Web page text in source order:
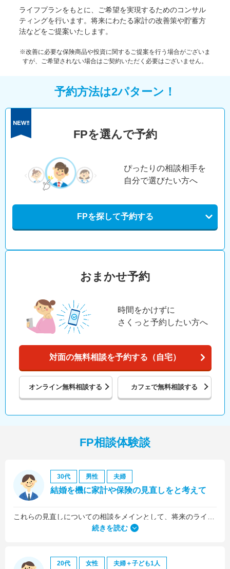
ライフプランをもとに、ご希望を実現するためのコンサル
ティングを行います。将来にわたる家計の改善策や貯蓄方
法などをご提案いたします。
※改善に必要な保険商品や投資に関するご提案を行う場合がございま
すが、ご希望されない場合はご契約いただく必要はございません。
予約方法は2パターン！
FPを選んで予約
ぴったりの相談相手を
自分で選びたい方へ
FPを探して予約する
おまかせ予約
時間をかけずに
さくっと予約したい方へ
対面の無料相談を予約する（自宅）
オンライン無料相談する カフェで無料相談する
FP相談体験談
30代 男性 夫婦
結婚を機に家計や保険の見直しをと考えて
続きを読む
20代 女性 夫婦＋子ども1人